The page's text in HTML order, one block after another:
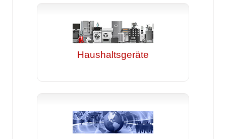
Haushaltsgeräte